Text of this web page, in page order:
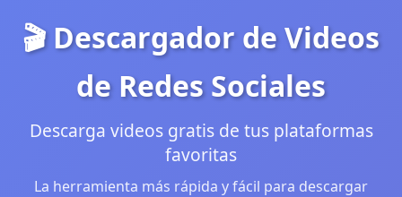
🎬 Descargador de Videos
de Redes Sociales
Descarga videos gratis de tus plataformas
favoritas
La herramienta más rápida y fácil para descargar